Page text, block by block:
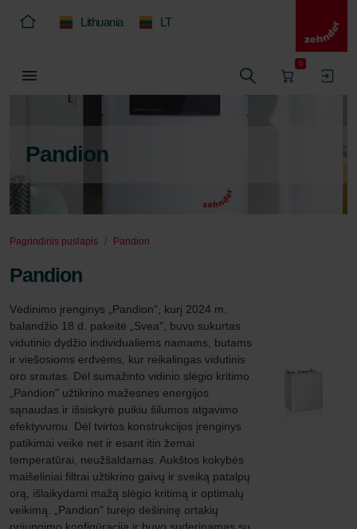
Lithuania LT
0
Pandion
Pagrindinis puslapis Pandion
Pandion
Vėdinimo įrenginys „Pandion", kurį 2024 m.
balandžio 18 d. pakeitė „Svea", buvo sukurtas
vidutinio dydžio individualiems namams, butams
ir viešosioms erdvėms, kur reikalingas vidutinis
oro srautas. Dėl sumažinto vidinio slėgio kritimo
„Pandion" užtikrino mažesnes energijos
sąnaudas ir išsiskyrė puikiu šilumos atgavimo
efektyvumu. Dėl tvirtos konstrukcijos įrenginys
patikimai veikė net ir esant itin žemai
temperatūrai, neužšaldamas. Aukštos kokybės
maišeliniai filtrai užtikrino gaivų ir sveiką patalpų
orą, išlaikydami mažą slėgio kritimą ir optimalų
veikimą. „Pandion" turėjo dešininę ortakių